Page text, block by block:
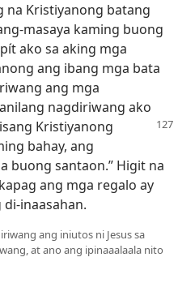
na Kristiyanong batang
masaya kaming buong
ako sa aking mga
ang ibang mga bata
ang mga
nagdiriwang ako
Kristiyanong
bahay, ang
buong santaon.” Higit na
ang mga regalo ay
inaasahan.
ang iniutos ni Jesus sa
at ano ang ipinaaalaala nito